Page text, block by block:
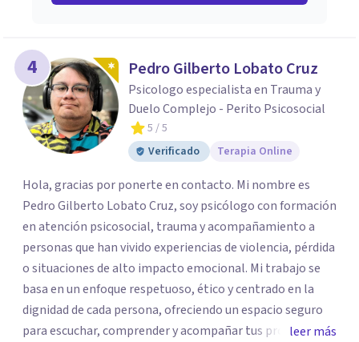
4 Pedro Gilberto Lobato Cruz
Psicologo especialista en Trauma y
Duelo Complejo - Perito Psicosocial
5 / 5
Verificado
Terapia Online
Hola, gracias por ponerte en contacto. Mi nombre es
Pedro Gilberto Lobato Cruz, soy psicólogo con formación
en atención psicosocial, trauma y acompañamiento a
personas que han vivido experiencias de violencia, pérdida
o situaciones de alto impacto emocional. Mi trabajo se
basa en un enfoque respetuoso, ético y centrado en la
dignidad de cada persona, ofreciendo un espacio seguro
para escuchar, comprender y acompañar tus procesos
leer más